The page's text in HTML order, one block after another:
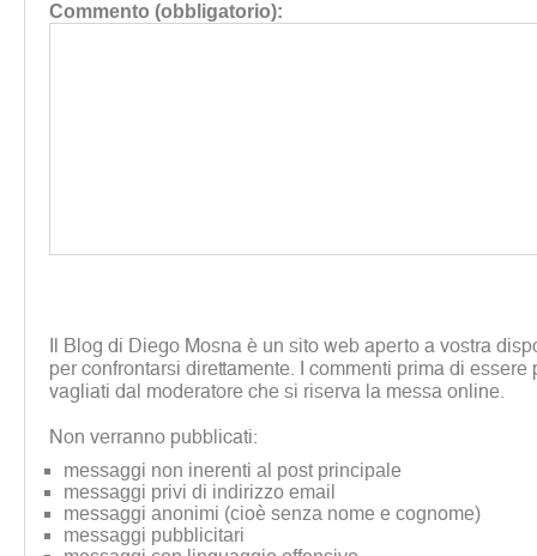
Commento (obbligatorio):
Il Blog di Diego Mosna è un sito web aperto a vostra
per confrontarsi direttamente. I commenti prima di essere
vagliati dal moderatore che si riserva la messa online.
Non verranno pubblicati:
messaggi non inerenti al post principale
messaggi privi di indirizzo email
messaggi anonimi (cioè senza nome e cognome)
messaggi pubblicitari